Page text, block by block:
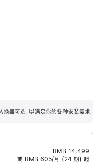
的高度调节范围。
可选，以满足你的各种安装需求。
RMB 14,499
或 RMB 605/月 (24 期) 起